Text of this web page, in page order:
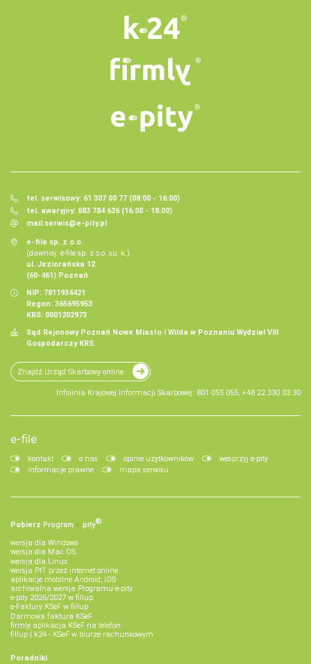
tel. serwisowy: 61 307 00 77 (08:00 - 16:00)
tel. awaryjny: 883 784 626 (16:00 - 18:00)
mail:serwis@e-pity.pl
e-file sp. z o.o.
(dawniej: e-file sp. z o.o. sp. k.)
ul. Jeziorańska 12
(60-461) Poznań
NIP: 7811934421
Regon: 365695953
KRS: 0001202973
Sąd Rejonowy Poznań Nowe Miasto i Wilda w Poznaniu Wydział VIII
Gospodarczy KRS.
Znajdź Urząd Skarbowy online
Infolinia Krajowej Informacji Skarbowej: 801 055 055, +48 22 330 03 30
e-file
kontakt o nas opinie użytkowników
wesprzyj e-pity
informacje prawne
mapa serwisu
Pobierz Program e‑pity®
wersja dla Windows
wersja dla Mac OS
wersja dla Linux
wersja PIT przez internet online
aplikacje mobilne Android, iOS
archiwalna wersja Programu e-pity
e-pity 2026/2027 w fillup
e‑Faktury KSeF w fillup
Darmowa faktura KSeF
firmly aplikacja KSeF na telefon
fillup | k24 - KSeF w biurze rachunkowym
Poradniki